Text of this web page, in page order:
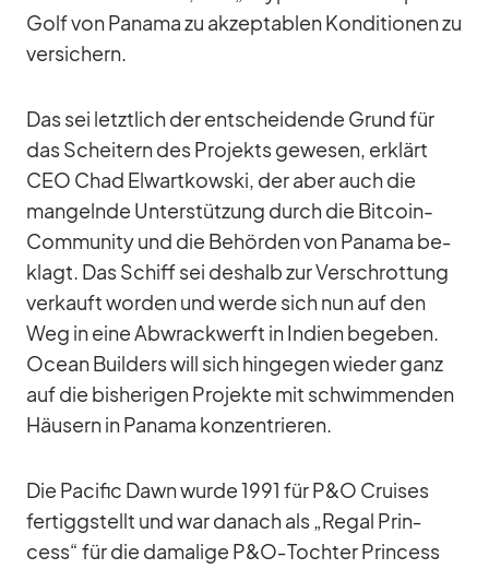
Golf von Pa­nama zu ak­zep­ta­blen Kon­di­tio­nen zu
ver­si­chern.
Das sei letzt­lich der ent­schei­dende Grund für
das Schei­tern des Pro­jekts ge­we­sen, er­klärt
CEO Chad El­wart­kow­ski, der aber auch die
man­gelnde Un­ter­stüt­zung durch die Bit­coin-
Com­mu­nity und die Be­hör­den von Pa­nama be­
klagt. Das Schiff sei des­halb zur Ver­schrot­tung
ver­kauft wor­den und werde sich nun auf den
Weg in eine Ab­wrack­werft in In­dien be­ge­ben.
Ocean Buil­ders will sich hin­ge­gen wie­der ganz
auf die bis­he­ri­gen Pro­jekte mit schwim­men­den
Häu­sern in Pa­nama kon­zen­trie­ren.
Die Pa­ci­fic Dawn wurde 1991 für P&O Crui­ses
fer­tigg­stellt und war da­nach als „Re­gal Prin­
cess“ für die da­ma­lige P&O‑Tochter Prin­cess